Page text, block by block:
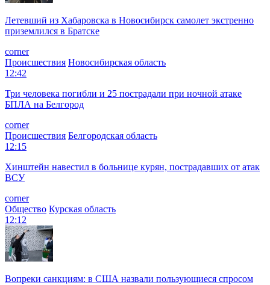
Летевший из Хабаровска в Новосибирск самолет экстренно
приземлился в Братске
corner
Происшествия Новосибирская область
12:42
Три человека погибли и 25 пострадали при ночной атаке
БПЛА на Белгород
corner
Происшествия Белгородская область
12:15
Хинштейн навестил в больнице курян, пострадавших от атак
ВСУ
corner
Общество Курская область
12:12
Вопреки санкциям: в США назвали пользующиеся спросом